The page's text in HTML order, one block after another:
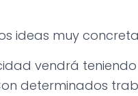
ideas muy
vendrá
determinados